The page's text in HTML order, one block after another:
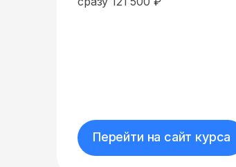
Перейти на сайт курса